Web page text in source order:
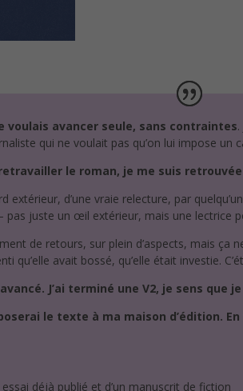
voulais avancer seule, sans contraintes
qui ne voulait pas qu’on lui impose un
le roman, je me suis
extérieur, d’une vraie relecture, par
pas juste un œil extérieur, mais une lectrice
de retours, sur plein d’aspects, mais ça
qu’elle avait bossé, qu’elle était investie.
J’ai terminé une V2, je sens que
le texte à ma maison d’édition.
essai déjà publié et d’un manuscrit de fiction